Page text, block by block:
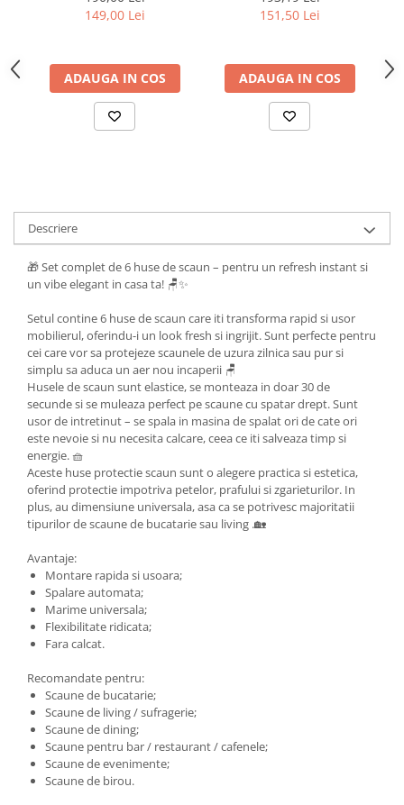
149,00 Lei
ADAUGA IN COS
151,50 Lei
ADAUGA IN COS
Descriere
🎁 Set complet de 6 huse de scaun – pentru un refresh instant si
un vibe elegant in casa ta! 🪑✨
Setul contine 6 huse de scaun care iti transforma rapid si usor
mobilierul, oferindu-i un look fresh si ingrijit. Sunt perfecte pentru
cei care vor sa protejeze scaunele de uzura zilnica sau pur si
simplu sa aduca un aer nou incaperii 🪑
Husele de scaun sunt elastice, se monteaza in doar 30 de
secunde si se muleaza perfect pe scaune cu spatar drept. Sunt
usor de intretinut – se spala in masina de spalat ori de cate ori
este nevoie si nu necesita calcare, ceea ce iti salveaza timp si
energie. 🧺
Aceste huse protectie scaun sunt o alegere practica si estetica,
oferind protectie impotriva petelor, prafului si zgarieturilor. In
plus, au dimensiune universala, asa ca se potrivesc majoritatii
tipurilor de scaune de bucatarie sau living .🏡
Avantaje:
Montare rapida si usoara;
Spalare automata;
Marime universala;
Flexibilitate ridicata;
Fara calcat.
Recomandate pentru:
Scaune de bucatarie;
Scaune de living / sufragerie;
Scaune de dining;
Scaune pentru bar / restaurant / cafenele;
Scaune de evenimente;
Scaune de birou.